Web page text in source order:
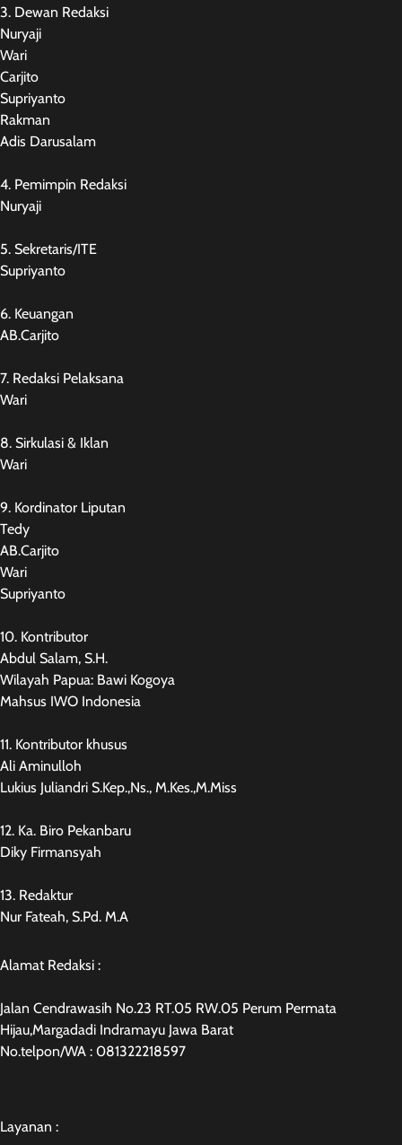
3. Dewan Redaksi
Nuryaji
Wari
Carjito
Supriyanto
Rakman
Adis Darusalam
4. Pemimpin Redaksi
Nuryaji
5. Sekretaris/ITE
Supriyanto
6. Keuangan
AB.Carjito
7. Redaksi Pelaksana
Wari
8. Sirkulasi & Iklan
Wari
9. Kordinator Liputan
Tedy
AB.Carjito
Wari
Supriyanto
10. Kontributor
Abdul Salam, S.H.
Wilayah Papua: Bawi Kogoya
Mahsus IWO Indonesia
11. Kontributor khusus
Ali Aminulloh
Lukius Juliandri S.Kep.,Ns., M.Kes.,M.Miss
12. Ka. Biro Pekanbaru
Diky Firmansyah
13. Redaktur
Nur Fateah, S.Pd. M.A
Alamat Redaksi :
Jalan Cendrawasih No.23 RT.05 RW.05 Perum Permata
Hijau,Margadadi Indramayu Jawa Barat
No.telpon/WA : 081322218597
Layanan :